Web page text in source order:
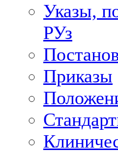
Указы,
РУз
Приказы